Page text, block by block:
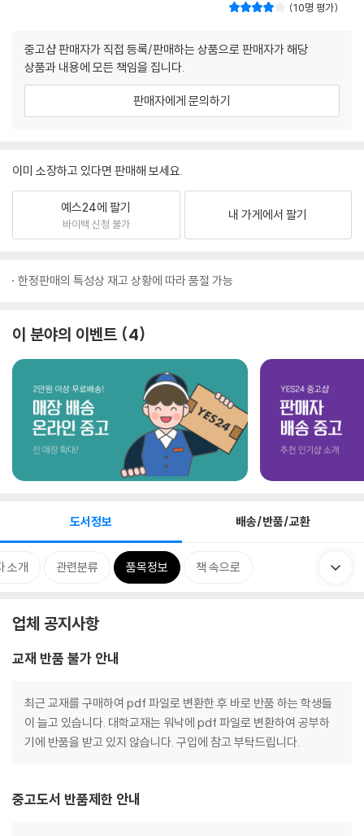
10명 평가
중고샵 판매자가 직접 등록/판매하는 상품으로 판매자가 해당
상품과 내용에 모든 책임을 집니다.
판매자에게 문의하기
이미 소장하고 있다면 판매해 보세요.
예스24에 팔기
바이백 신청 불가
내 가게에서 팔기
한정판매의 특성상 재고 상황에 따라 품절 가능
이 분야의 이벤트 4
도서정보 배송/반품/교환
소개 관련분류 품목정보 책 속으로
업체 공지사항
교재 반품 불가 안내
최근 교재를 구매하여 pdf 파일로 변환한 후 바로 반품 하는 학생들
이 늘고 있습니다. 대학교재는 워낙에 pdf 파일로 변환하여 공부하
기에 반품을 받고 있지 않습니다. 구입에 참고 부탁드립니다.
중고도서 반품제한 안내